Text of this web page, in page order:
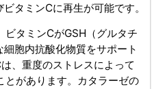
タミンCに再生が可能です。
ビタミンCがGSH（グルタチ
胞内抗酸化物質をサポート
、重度のストレスによって
とがあります。カタラーゼの